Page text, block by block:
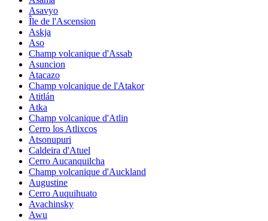
Asavyo
Île de l'Ascension
Askja
Aso
Champ volcanique d'Assab
Asuncion
Atacazo
Champ volcanique de l'Atakor
Atitlán
Atka
Champ volcanique d'Atlin
Cerro los Atlixcos
Atsonupuri
Caldeira d'Atuel
Cerro Aucanquilcha
Champ volcanique d'Auckland
Augustine
Cerro Auquihuato
Avachinsky
Awu